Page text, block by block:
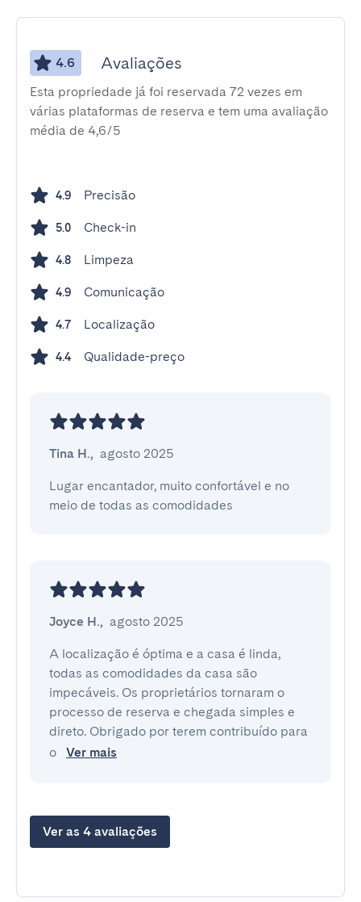
4.6 Avaliações
Esta propriedade já foi reservada 72 vezes em
várias plataformas de reserva e tem uma avaliação
média de 4,6/5
4.9 Precisão
5.0 Check-in
4.8 Limpeza
4.9 Comunicação
4.7 Localização
4.4 Qualidade-preço
Tina H., agosto 2025
Lugar encantador, muito confortável e no
meio de todas as comodidades
Joyce H., agosto 2025
A localização é óptima e a casa é linda,
todas as comodidades da casa são
impecáveis. Os proprietários tornaram o
processo de reserva e chegada simples e
direto. Obrigado por terem contribuído para
o
Ver mais
Ver as 4 avaliações